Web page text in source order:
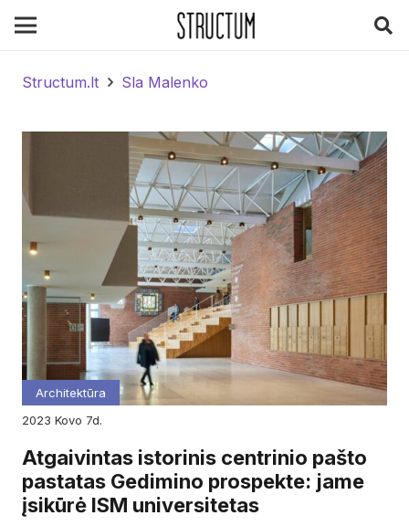
Structum.lt Sla Malenko
Architektūra
2023
kovo 7d.
Atgaivintas istorinis centrinio pašto
pastatas Gedimino prospekte: jame
įsikūrė ISM universitetas